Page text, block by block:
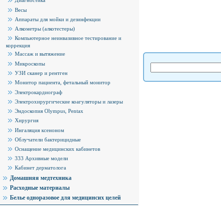
Весы
Аппараты для мойки и дезинфекции
Алкометры (алкотестеры)
Компьютерное неинвазивное тестирование и
коррекция
Массаж и вытяжение
Микроскопы
УЗИ сканер и рентген
Монитор пациента, фетальный монитор
Электрокардиограф
Электрохирургические коагуляторы и лазеры
Эндоскопия Olympus, Pentax
Хирургия
Ингаляция ксеноном
Облучатели бактерицидные
Оснащение медицинских кабинетов
333 Архивные модели
Кабинет дерматолога
Домашняя медтехника
Расходные материалы
Белье одноразовое для медицинсих целей